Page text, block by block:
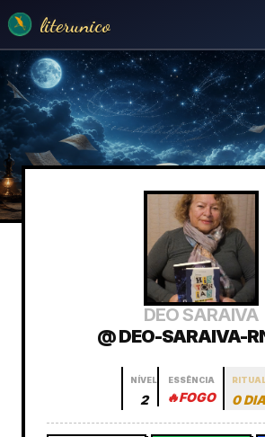
literunico
DEO SARAIVA
@ DEO-SARAIVA-
NÍVEL
2
ESSÊNCIA
🔥FOGO
RITUAL
0